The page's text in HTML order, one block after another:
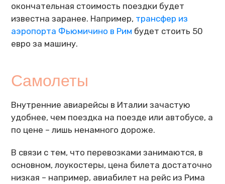
окончательная стоимость поездки будет
известна заранее. Например, трансфер из
аэропорта Фьюмичино в Рим будет стоить 50
евро за машину.
Самолеты
Внутренние авиарейсы в Италии зачастую
удобнее, чем поездка на поезде или автобусе, а
по цене – лишь ненамного дороже.
В связи с тем, что перевозками занимаются, в
основном, лоукостеры, цена билета достаточно
низкая – например, авиабилет на рейс из Рима